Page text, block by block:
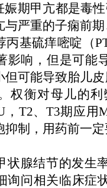
娠期甲亢都是毒
与严重的子痫前
丙基硫痒嘧啶（
影响，但是可能
但可能导致胎儿
权衡对母儿的
，T2、T3期应
抑制，用药前一
状腺结节的发生
询问相关临床症